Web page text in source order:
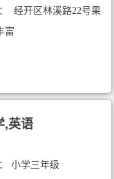
经开区林溪路22号果
富
,英语
小学三年级